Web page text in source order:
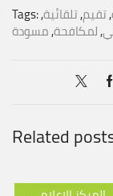
Tags: ,تقيم,تلقائية,
,لمكافحة,مسودة
Related